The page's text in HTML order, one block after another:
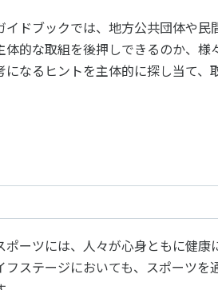
イドブックでは、地⽅公共団体や
体的な取組を後押しできるのか、
になるヒントを主体的に探し当て、
ポーツには、⼈々が⼼⾝ともに健
フステージにおいても、スポーツ